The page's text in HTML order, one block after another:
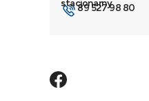
89 527 98 80